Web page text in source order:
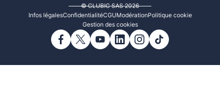
© CLUBIC SAS 2026
Infos légalesConfidentialitéCGUModérationPolitique cookie
Gestion des cookies